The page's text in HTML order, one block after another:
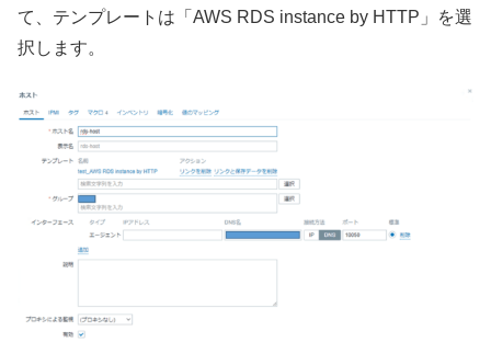
て、テンプレートは「AWS RDS instance by HTTP」を選
択します。